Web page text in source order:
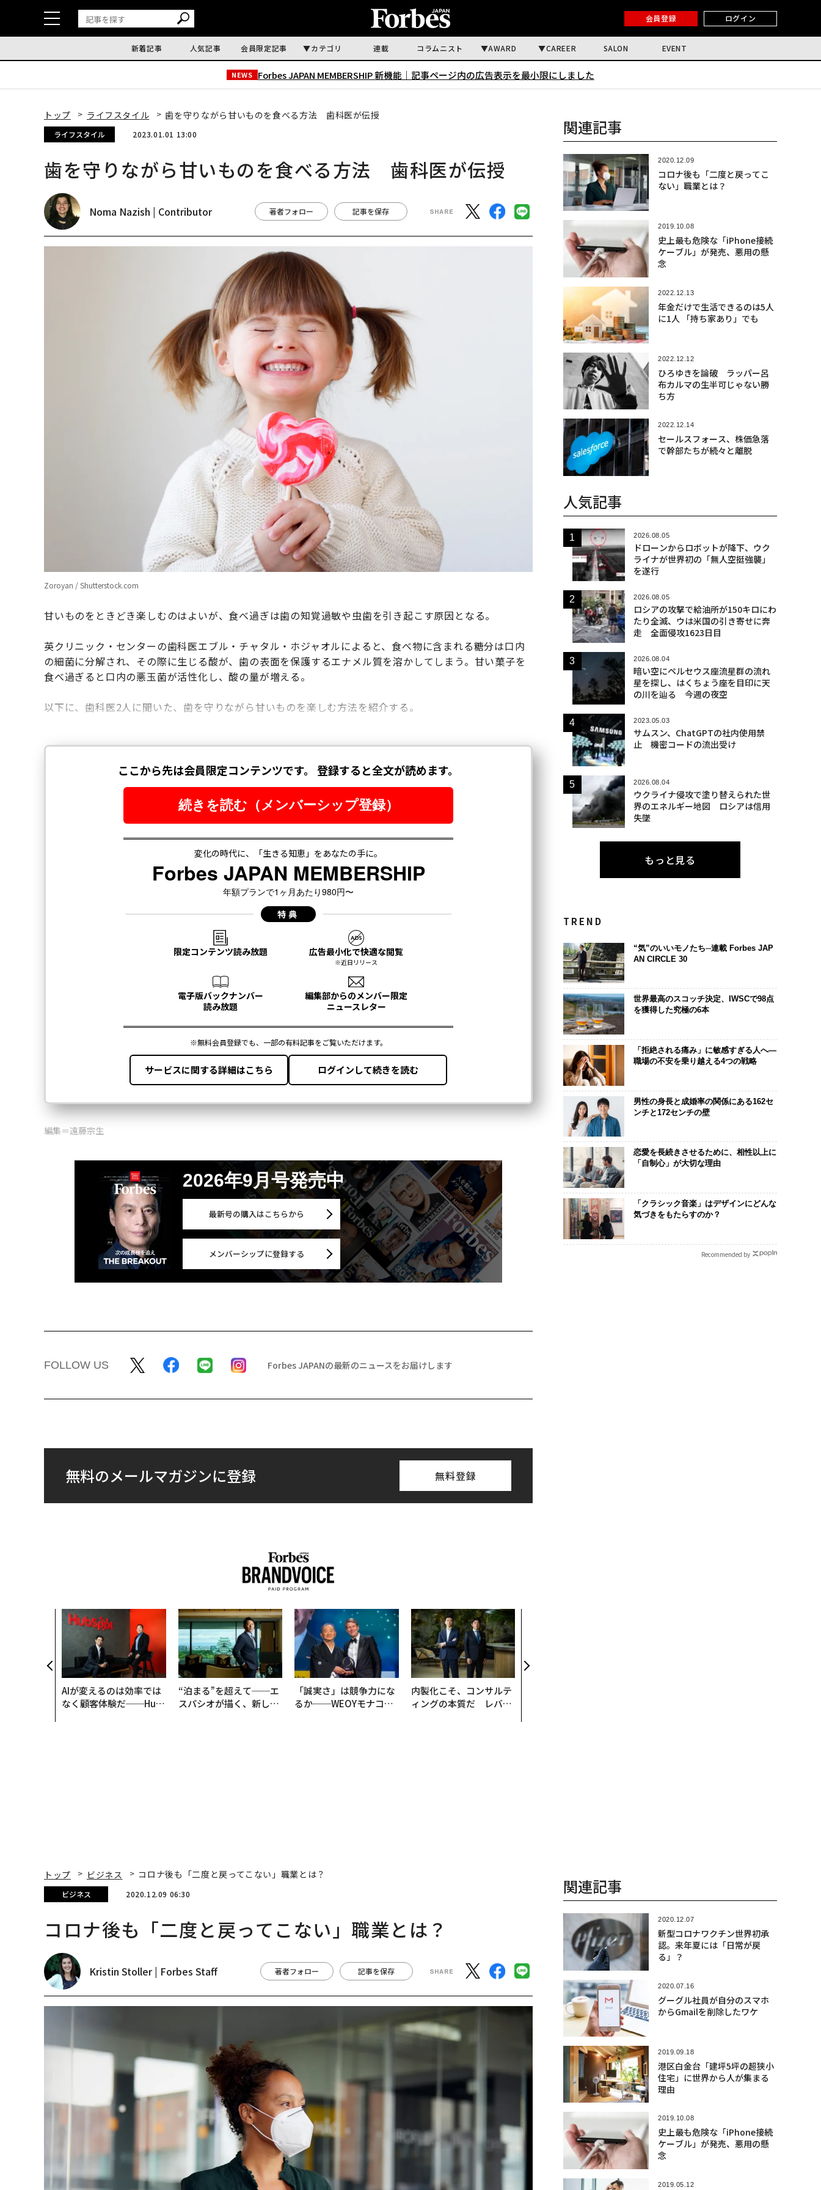
会員登録 ログイン
新着記事 人気記事 会員限定記事 カテゴリ 連載 コラムニスト AWARD CAREER SALON EVENT
NEWS Forbes JAPAN MEMBERSHIP 新機能｜ 記事ページ内の広告表示を最小限にしました
トップ ライフスタイル 歯を守りながら甘いものを食べる方法 歯科医が伝授
ライフスタイル 2023.01.01 13:00
歯を守りながら甘いものを食べる方法 歯科医が伝授
Noma Nazish | Contributor 著者フォロー 記事を保存
Zoroyan / Shutterstock.com
甘いものをときどき楽しむのはよいが、食べ過ぎは歯の知覚過敏や虫歯を引き起こす原因となる。
英クリニック・センターの歯科医エブル・チャタル・ホジャオルによると、食べ物に含まれる糖分は口内
の細菌に分解され、その際に生じる酸が、歯の表面を保護するエナメル質を溶かしてしまう。甘い菓子を
食べ過ぎると口内の悪玉菌が活性化し、酸の量が増える。
以下に、歯科医2人に聞いた、歯を守りながら甘いものを楽しむ方法を紹介する。
編集＝遠藤宗生
2026年9月号発売中
最新号の購入はこちらから
メンバーシップに登録する
FOLLOW US Forbes JAPANの最新のニュースをお届けします
無料のメールマガジンに登録 無料登録
AIが変えるのは効率では
なく顧客体験だ──Hub
“泊まる”を超えて──エ
スパシオが描く、新しい
「誠実さ」は競争力にな
るか──WEOYモナコで
内製化こそ、コンサルテ
ィングの本質だ レバレ
を徹底する理由
関連記事
2020.12.09
コロナ後も「二度と戻ってこ
ない」職業とは？
2019.10.08
史上最も危険な「iPhone接続
ケーブル」が発売、悪用の懸
念
2022.12.13
年金だけで生活できるのは5人
に1人 「持ち家あり」でも
2022.12.12
ひろゆきを論破 ラッパー呂
布カルマの生半可じゃない勝
ち方
2022.12.14
セールスフォース、株価急落
で幹部たちが続々と離脱
人気記事
2026.08.05
ドローンからロボットが降下、ウク
ライナが世界初の「無人空挺強襲」
を遂行
2026.08.05
ロシアの攻撃で給油所が150キロにわ
たり全滅、ウは米国の引き寄せに奔
走 全面侵攻1623日目
2026.08.04
暗い空にペルセウス座流星群の流れ
星を探し、はくちょう座を目印に天
の川を辿る 今週の夜空
2023.05.03
サムスン、ChatGPTの社内使用禁
止 機密コードの流出受け
2026.08.04
ウクライナ侵攻で塗り替えられた世
界のエネルギー地図 ロシアは信用
失墜
もっと見る
TREND
“気”のいいモノたち─連載 Forbes JAP
AN CIRCLE 30
世界最高のスコッチ決定、IWSCで98点
を獲得した究極の6本
「拒絶される痛み」に敏感すぎる人へ―
職場の不安を乗り越える4つの戦略
男性の身長と成婚率の関係にある162セ
ンチと172センチの壁
恋愛を長続きさせるために、相性以上に
「自制心」が大切な理由
「クラシック音楽」はデザインにどんな
気づきをもたらすのか？
Recommended by
トップ ビジネス コロナ後も「二度と戻ってこない」職業とは？
ビジネス 2020.12.09 06:30
コロナ後も「二度と戻ってこない」職業とは？
Kristin Stoller | Forbes Staff 著者フォロー 記事を保存
関連記事
2020.12.07
新型コロナワクチン世界初承
認。来年夏には「日常が戻
る」？
2020.07.16
グーグル社員が自分のスマホ
からGmailを削除したワケ
2019.09.18
港区白金台「建坪5坪の超狭小
住宅」に世界から人が集まる
理由
2019.10.08
史上最も危険な「iPhone接続
ケーブル」が発売、悪用の懸
念
2019.05.12